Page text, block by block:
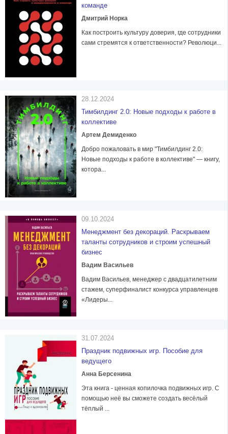
команде
Дмитрий Норка
Как построить культуру доверия, где сотрудники
сами стремятся к ответственности? Революци...
28.12.2024
Тимбилдинг 2.0: Новые подходы к работе в
коллективе
Артем Демиденко
Добро пожаловать в мир "Тимбилдинг 2.0:
Новые подходы к работе в коллективе" — книгу,
котора...
09.10.2024
Менеджмент без декораций. Раскрываем
таланты сотрудников и строим успешный
бизнес
Вадим Васильев
Вадим Васильев, менеджер с двадцатилетним
стажем, суперфиналист конкурса управленцев
«Лидеры...
31.07.2024
Праздник подвижных игр. Пособие для
ведущего
Анна Берсенина
Эта книга - ценная копилочка подвижных игр. С
помощью неё вы сможете создать весёлый
тёплый ...